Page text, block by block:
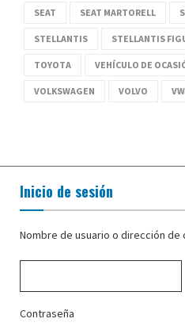
SEAT SEAT MARTORELL
STELLANTIS STELLANTIS
TOYOTA VEHÍCULO DE
VOLKSWAGEN VOLVO
Inicio de sesión
Nombre de usuario o dirección
Contraseña